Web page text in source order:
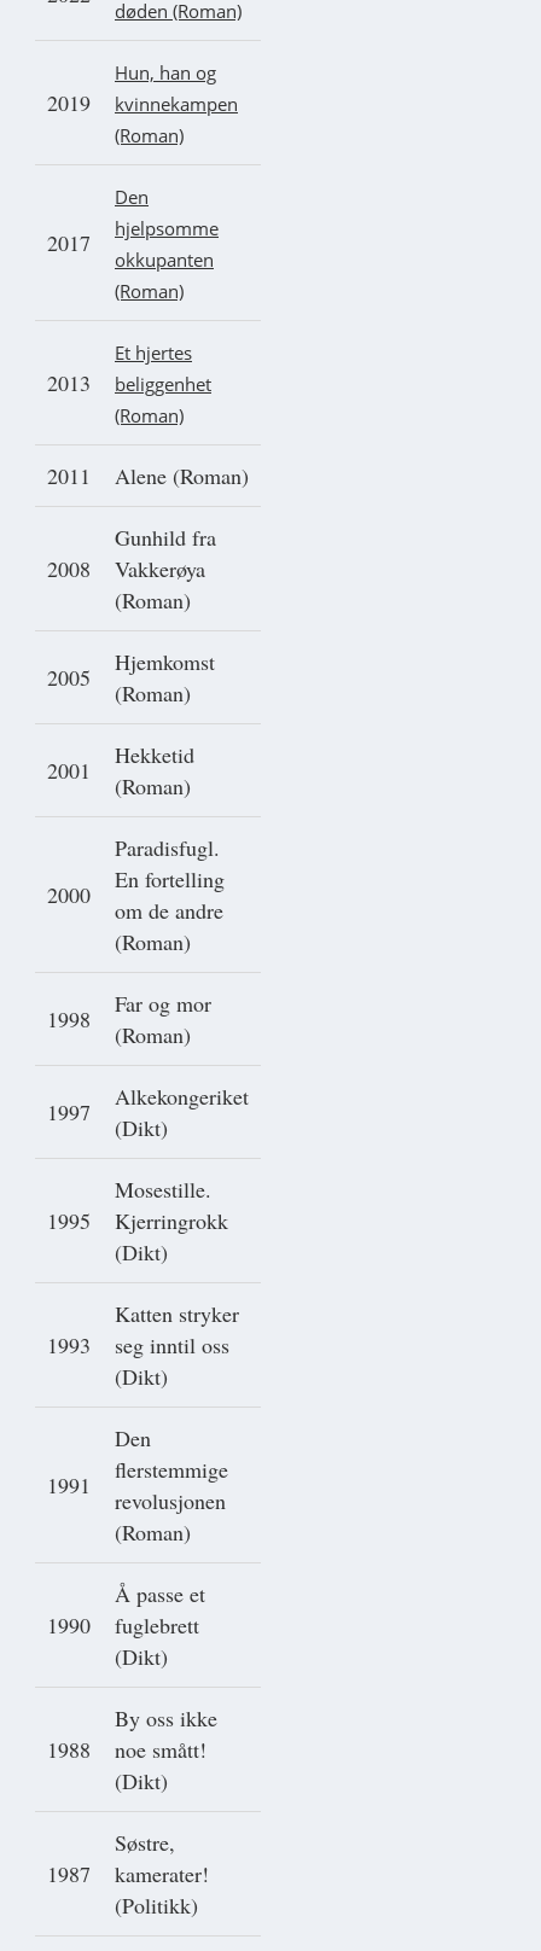
døden (Roman)
2019
Hun, han og
kvinnekampen
(Roman)
2017
Den
hjelpsomme
okkupanten
(Roman)
2013
Et hjertes
beliggenhet
(Roman)
2011 Alene (Roman)
2008
Gunhild fra
Vakkerøya
(Roman)
2005
Hjemkomst
(Roman)
2001
Hekketid
(Roman)
2000
Paradisfugl.
En fortelling
om de andre
(Roman)
1998
Far og mor
(Roman)
1997
Alkekongeriket
(Dikt)
1995
Mosestille.
Kjerringrokk
(Dikt)
1993
Katten stryker
seg inntil oss
(Dikt)
1991
Den
flerstemmige
revolusjonen
(Roman)
1990
Å passe et
fuglebrett
(Dikt)
1988
By oss ikke
noe smått!
(Dikt)
1987
Søstre,
kamerater!
(Politikk)